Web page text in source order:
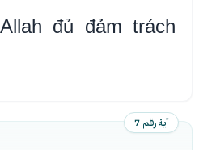
đủ đảm trách
آية رقم 7